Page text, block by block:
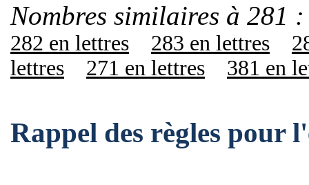
Nombres similaires à 281 :
282 en lettres 283 en lettres
lettres
271 en lettres 381 en
Rappel des règles pour